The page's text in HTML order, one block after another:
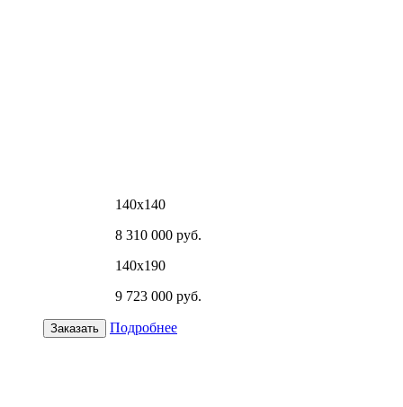
140х140
8 310 000 руб.
140х190
9 723 000 руб.
Заказать Подробнее